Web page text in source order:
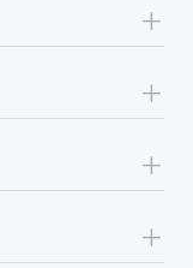
+
+
+
+